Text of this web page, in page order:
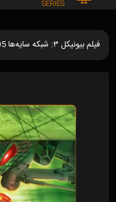
SERIES
فیلم بیونیکل ۳: شبکه سایه‌ها Bionicle 3 Web of Shadows 2005